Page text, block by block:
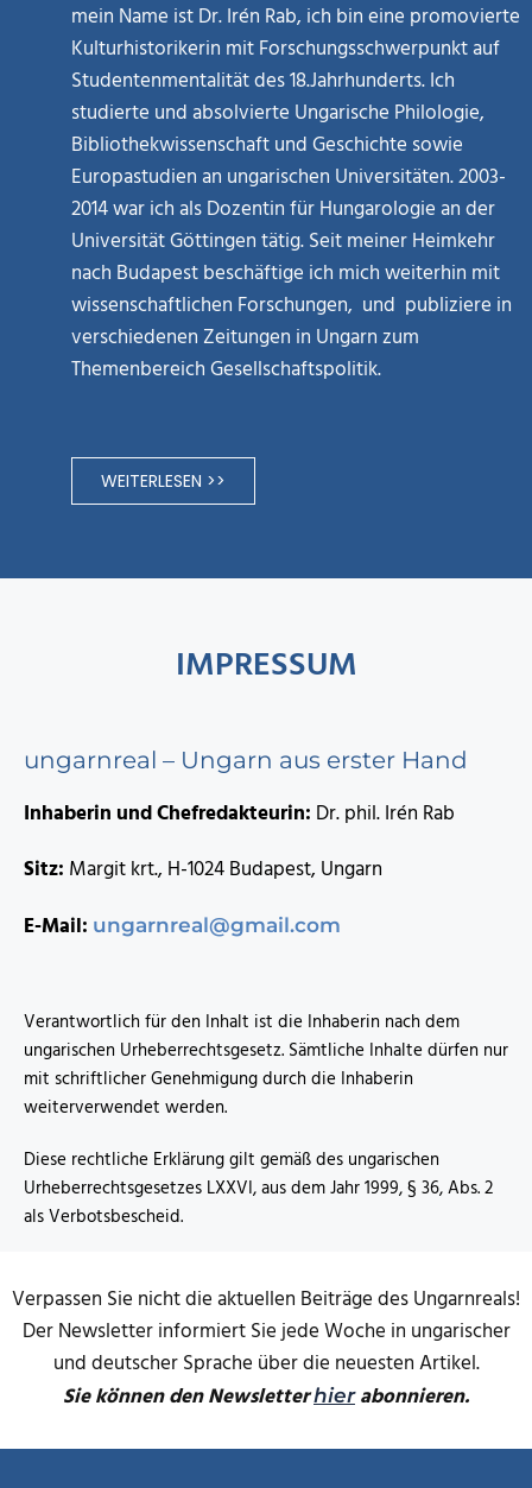
mein Name ist Dr. Irén Rab, ich bin eine promovierte
Kulturhistorikerin mit Forschungsschwerpunkt auf
Studentenmentalität des 18.Jahrhunderts. Ich
studierte und absolvierte Ungarische Philologie,
Bibliothekwissenschaft und Geschichte sowie
Europastudien an ungarischen Universitäten. 2003-
2014 war ich als Dozentin für Hungarologie an der
Universität Göttingen tätig. Seit meiner Heimkehr
nach Budapest beschäftige ich mich weiterhin mit
wissenschaftlichen Forschungen, und publiziere in
verschiedenen Zeitungen in Ungarn zum
Themenbereich Gesellschaftspolitik.
WEITERLESEN >>
IMPRESSUM
ungarnreal – Ungarn aus erster Hand
Inhaberin und Chefredakteurin: Dr. phil. Irén Rab
Sitz: Margit krt., H-1024 Budapest, Ungarn
E-Mail: ungarnreal@gmail.com
Verantwortlich für den Inhalt ist die Inhaberin nach dem
ungarischen Urheberrechtsgesetz. Sämtliche Inhalte dürfen nur
mit schriftlicher Genehmigung durch die Inhaberin
weiterverwendet werden.
Diese rechtliche Erklärung gilt gemäß des ungarischen
Urheberrechtsgesetzes LXXVI, aus dem Jahr 1999, § 36, Abs. 2
als Verbotsbescheid.
Verpassen Sie nicht die aktuellen Beiträge des Ungarnreals!
Der Newsletter informiert Sie jede Woche in ungarischer
und deutscher Sprache über die neuesten Artikel.
Sie können den Newsletterhierabonnieren.